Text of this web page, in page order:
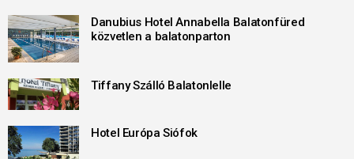
Danubius Hotel Annabella Balatonfüred
közvetlen a balatonparton
Tiffany Szálló Balatonlelle
Hotel Európa Siófok